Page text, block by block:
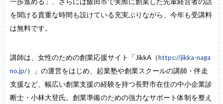
一歩進める」、さらには飯田市で実際に創業した先輩経営者の話
を聞ける貴重な時間も設けている充実ぶりながら、今年も受講料
は無料です。
講師は、女性のための創業応援サイト「JikkA（https://jikka-naga
no.jp/）」の運営をはじめ、起業塾や創業スクールの講師・伴走
支援など、幅広い創業支援の経験を持つ長野市在住の中小企業診
断士・小林大登氏。創業準備のための強力なサポート体制を整え